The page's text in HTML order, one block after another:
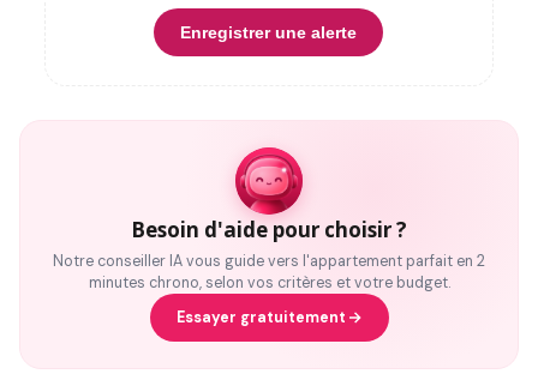
Enregistrer une alerte
Besoin d'aide pour choisir ?
Notre conseiller IA vous guide vers l'appartement parfait en 2
minutes chrono, selon vos critères et votre budget.
Essayer gratuitement